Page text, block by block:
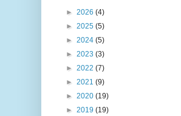
► 2026 (4)
► 2025 (5)
► 2024 (5)
► 2023 (3)
► 2022 (7)
► 2021 (9)
► 2020 (19)
► 2019 (19)